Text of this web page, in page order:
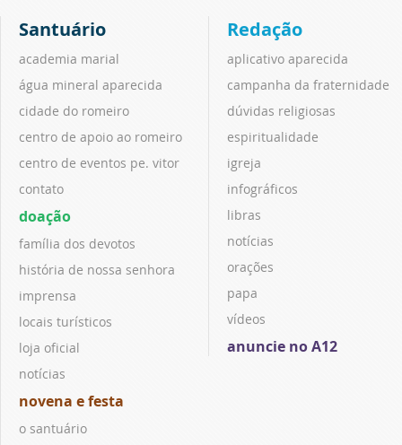
Santuário
academia marial
água mineral aparecida
cidade do romeiro
centro de apoio ao romeiro
centro de eventos pe. vitor
contato
doação
família dos devotos
história de nossa senhora
imprensa
locais turísticos
loja oficial
notícias
novena e festa
o santuário
Redação
aplicativo aparecida
campanha da fraternidade
dúvidas religiosas
espiritualidade
igreja
infográficos
libras
notícias
orações
papa
vídeos
anuncie no A12